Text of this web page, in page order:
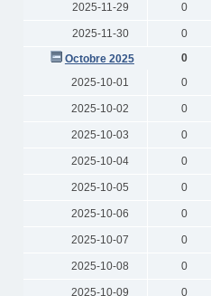
2025-11-29 0
2025-11-30 0
Octobre 2025
0
2025-10-01
0
2025-10-02 0
2025-10-03 0
2025-10-04 0
2025-10-05 0
2025-10-06 0
2025-10-07 0
2025-10-08 0
2025-10-09 0